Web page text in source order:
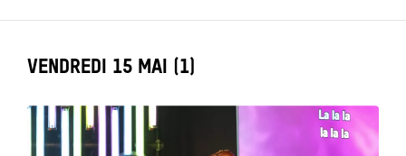
LABEL_DATE
VENDREDI 15 MAI (1)
Tout
voir